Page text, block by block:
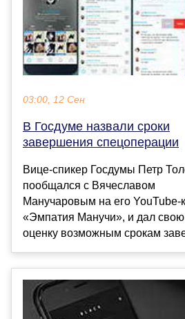
03:00, 12 Сен
В Госдуме назвали сроки
завершения спецоперации
Вице-спикер Госдумы Петр
пообщался с Вячеславом
Манучаровым на его YouTube-
«Эмпатия Манучи», и дал свою
оценку возможным срокам